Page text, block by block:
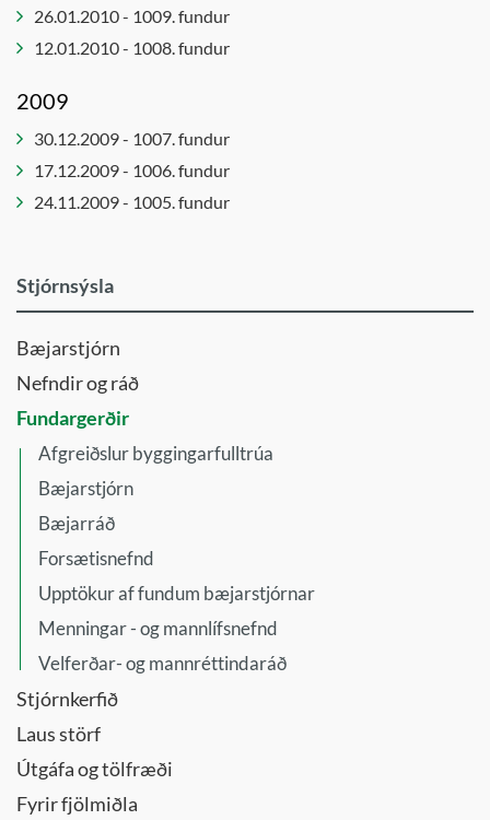
26.01.2010 - 1009. fundur
12.01.2010 - 1008. fundur
2009
30.12.2009 - 1007. fundur
17.12.2009 - 1006. fundur
24.11.2009 - 1005. fundur
Stjórnsýsla
Bæjarstjórn
Nefndir og ráð
Fundargerðir
Afgreiðslur byggingarfulltrúa
Bæjarstjórn
Bæjarráð
Forsætisnefnd
Upptökur af fundum bæjarstjórnar
Menningar - og mannlífsnefnd
Velferðar- og mannréttindaráð
Stjórnkerfið
Laus störf
Útgáfa og tölfræði
Fyrir fjölmiðla